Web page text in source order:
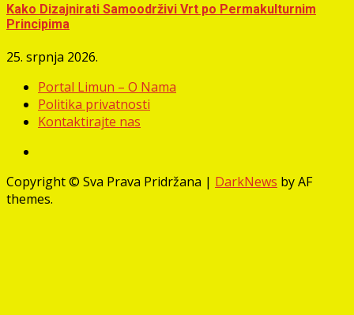
Kako Dizajnirati Samoodrživi Vrt po Permakulturnim
Principima
25. srpnja 2026.
Portal Limun – O Nama
Politika privatnosti
Kontaktirajte nas
Copyright © Sva Prava Pridržana | DarkNews by AF
themes.